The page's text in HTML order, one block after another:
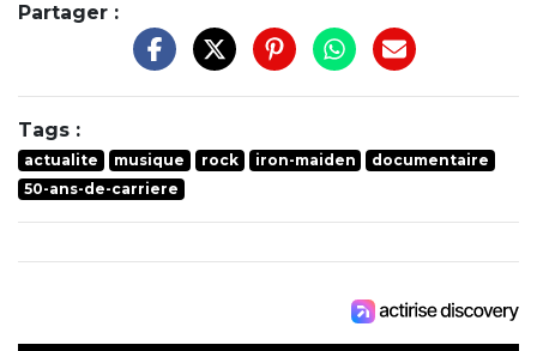
Partager :
Tags :
actualite musique rock iron-maiden
documentaire
50-ans-de-carriere